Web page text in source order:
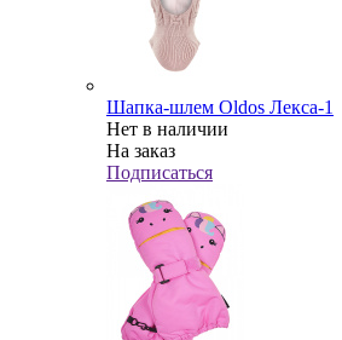
Шапка-шлем Oldos Лекса-1
Нет в наличии
На заказ
Подписаться